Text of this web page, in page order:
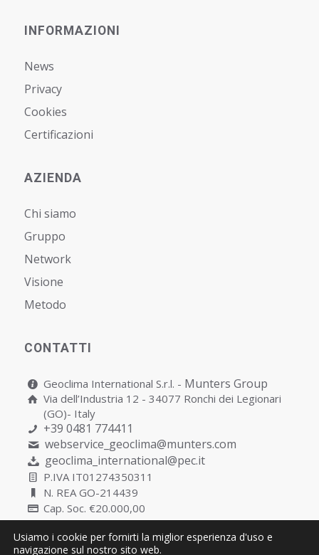
INFORMAZIONI
News
Privacy
Cookies
Certificazioni
AZIENDA
Chi siamo
Gruppo
Network
Visione
Metodo
CONTATTI
Geoclima International S.r.l. - Munters Group
Via dell’Industria 12 - 34077 Ronchi dei Legionari
(GO)- Italy
+39 0481 774411
webservice_geoclima@munters.com
geoclima_international@pec.it
P.IVA IT01274350311
N. REA GO-214439
Cap. Soc. €20.000,00
Usiamo i cookie per fornirti la miglior esperienza d'uso e
navigazione sul nostro sito web.